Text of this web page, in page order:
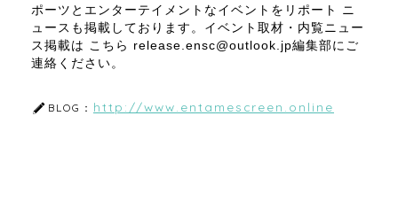
ポーツとエンターテイメントなイベントをリポート ニ
ュースも掲載しております。イベント取材・内覧ニュー
ス掲載は こちら release.ensc@outlook.jp編集部にご
連絡ください。
BLOG： http://www.entamescreen.online